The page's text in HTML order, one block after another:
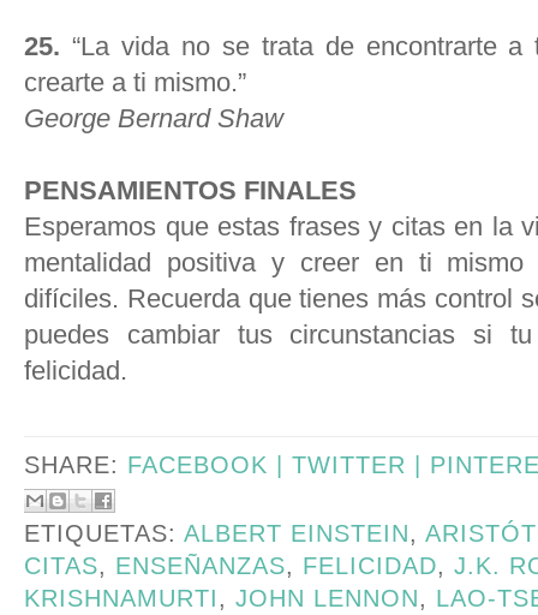
25. “La vida no se trata de encontrarte
crearte a ti mismo.”
George Bernard Shaw
PENSAMIENTOS FINALES
Esperamos que estas frases y citas en la
mentalidad positiva y creer en ti
difíciles. Recuerda que tienes más control
puedes cambiar tus circunstancias si
felicidad.
SHARE: FACEBOOK | TWITTER |
ETIQUETAS: ALBERT EINSTEIN,
CITAS, ENSEÑANZAS, FELICIDAD, J.K.
KRISHNAMURTI , JOHN LENNON, LAO-